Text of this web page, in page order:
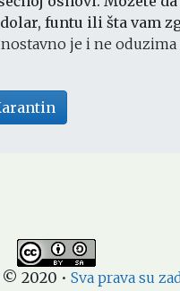
funtu ili šta vam
je i ne
© 2020 • Sva prava su